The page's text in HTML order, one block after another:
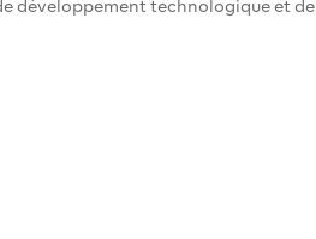
développement technologique et de